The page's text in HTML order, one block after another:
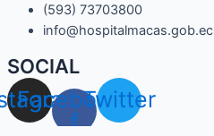
(593) 73703800​
info@hospitalmacas.gob.ec
SOCIAL
Facebook-
f
Twitter